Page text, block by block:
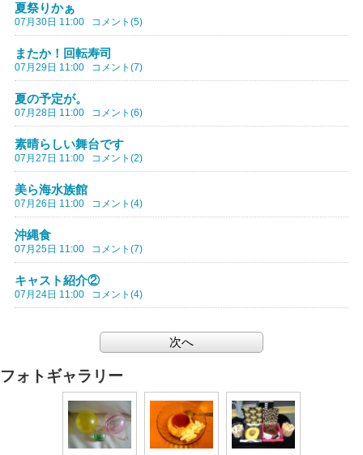
夏祭りかぁ
07月30日 11:00 コメント(5)
またか！回転寿司
07月29日 11:00 コメント(7)
夏の予定が。
07月28日 11:00 コメント(6)
素晴らしい舞台です
07月27日 11:00 コメント(2)
美ら海水族館
07月26日 11:00 コメント(4)
沖縄食
07月25日 11:00 コメント(7)
キャスト紹介②
07月24日 11:00 コメント(4)
次へ
フォトギャラリー